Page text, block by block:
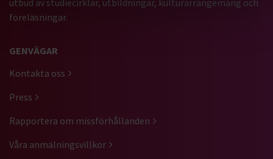
utbud av studiecirklar, utbildningar, kulturarrangemang och
föreläsningar.
GENVÄGAR
Kontakta oss
Press
Rapportera om missförhållanden
Våra anmälningsvillkor